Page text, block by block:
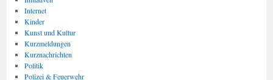
Internet
Kinder
Kunst und Kultur
Kurzmeldungen
Kurznachrichten
Politik
Polizei & Feuerwehr